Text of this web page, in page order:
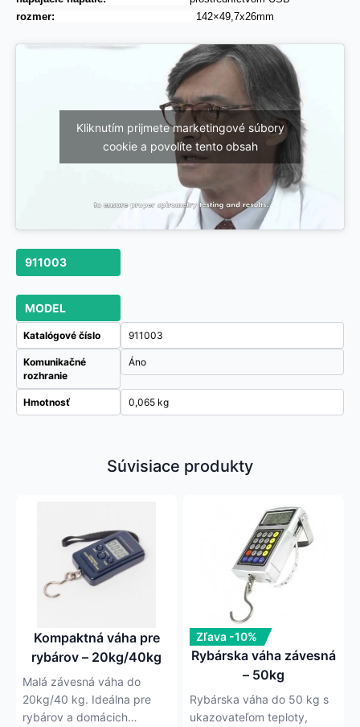
rozmer:
142×49,7x26mm
Kliknutím prijmete marketingové súbory
cookie a povolíte tento obsah
911003
MODEL
Katalógové číslo 911003
Komunikačné
rozhranie
Áno
Hmotnosť 0,065 kg
Súvisiace produkty
Kompaktná váha pre
rybárov – 20kg/40kg
Malá závesná váha do
20kg/40 kg. Ideálna pre
rybárov a domácich
Zľava -10%
Rybárska váha závesná
– 50kg
Rybárska váha do 50 kg s
ukazovateľom teploty,